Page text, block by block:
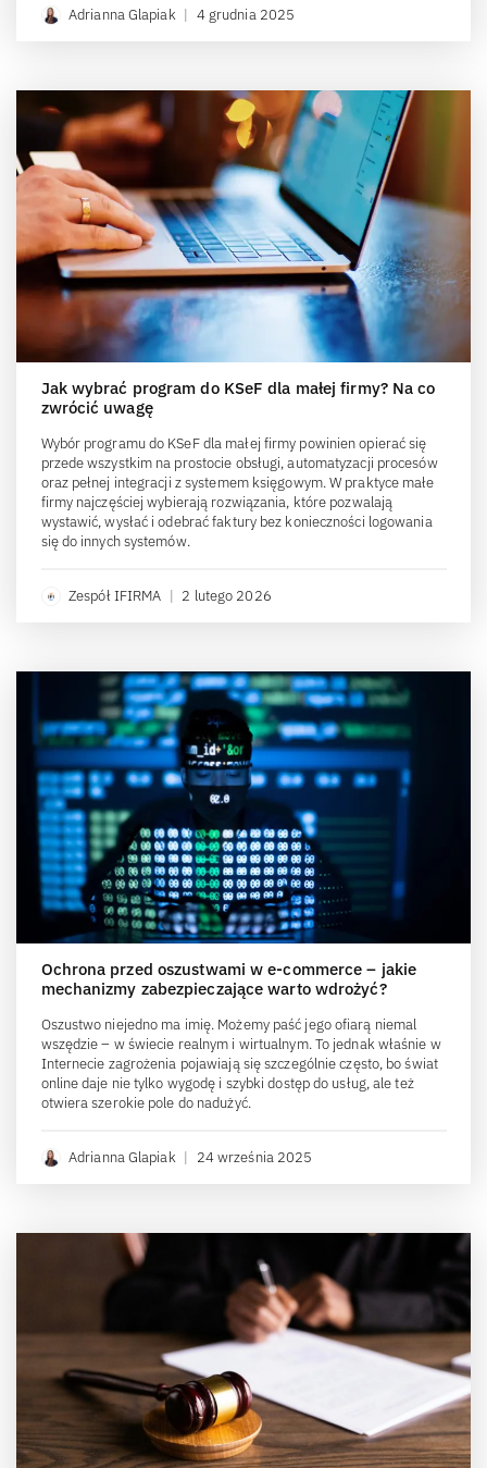
Adrianna Glapiak | 4 grudnia 2025
Jak wybrać program do KSeF dla małej firmy? Na co
zwrócić uwagę
Wybór programu do KSeF dla małej firmy powinien opierać się
przede wszystkim na prostocie obsługi, automatyzacji procesów
oraz pełnej integracji z systemem księgowym. W praktyce małe
firmy najczęściej wybierają rozwiązania, które pozwalają
wystawić, wysłać i odebrać faktury bez konieczności logowania
się do innych systemów.
Zespół IFIRMA | 2 lutego 2026
Ochrona przed oszustwami w e-commerce – jakie
mechanizmy zabezpieczające warto wdrożyć?
Oszustwo niejedno ma imię. Możemy paść jego ofiarą niemal
wszędzie – w świecie realnym i wirtualnym. To jednak właśnie w
Internecie zagrożenia pojawiają się szczególnie często, bo świat
online daje nie tylko wygodę i szybki dostęp do usług, ale też
otwiera szerokie pole do nadużyć.
Adrianna Glapiak | 24 września 2025